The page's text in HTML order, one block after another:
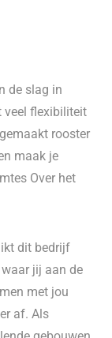
de slag in
veel flexibiliteit
rooster
maak je
Over het
dit bedrijf
jij aan de
met jou
af. Als